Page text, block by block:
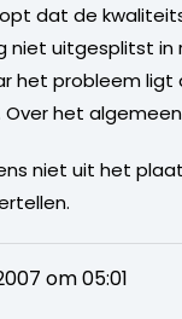
dat de
niet uitgesplitst in
het probleem
het
niet uit het
om 05:01